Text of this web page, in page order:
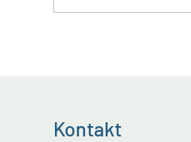
Kontakt